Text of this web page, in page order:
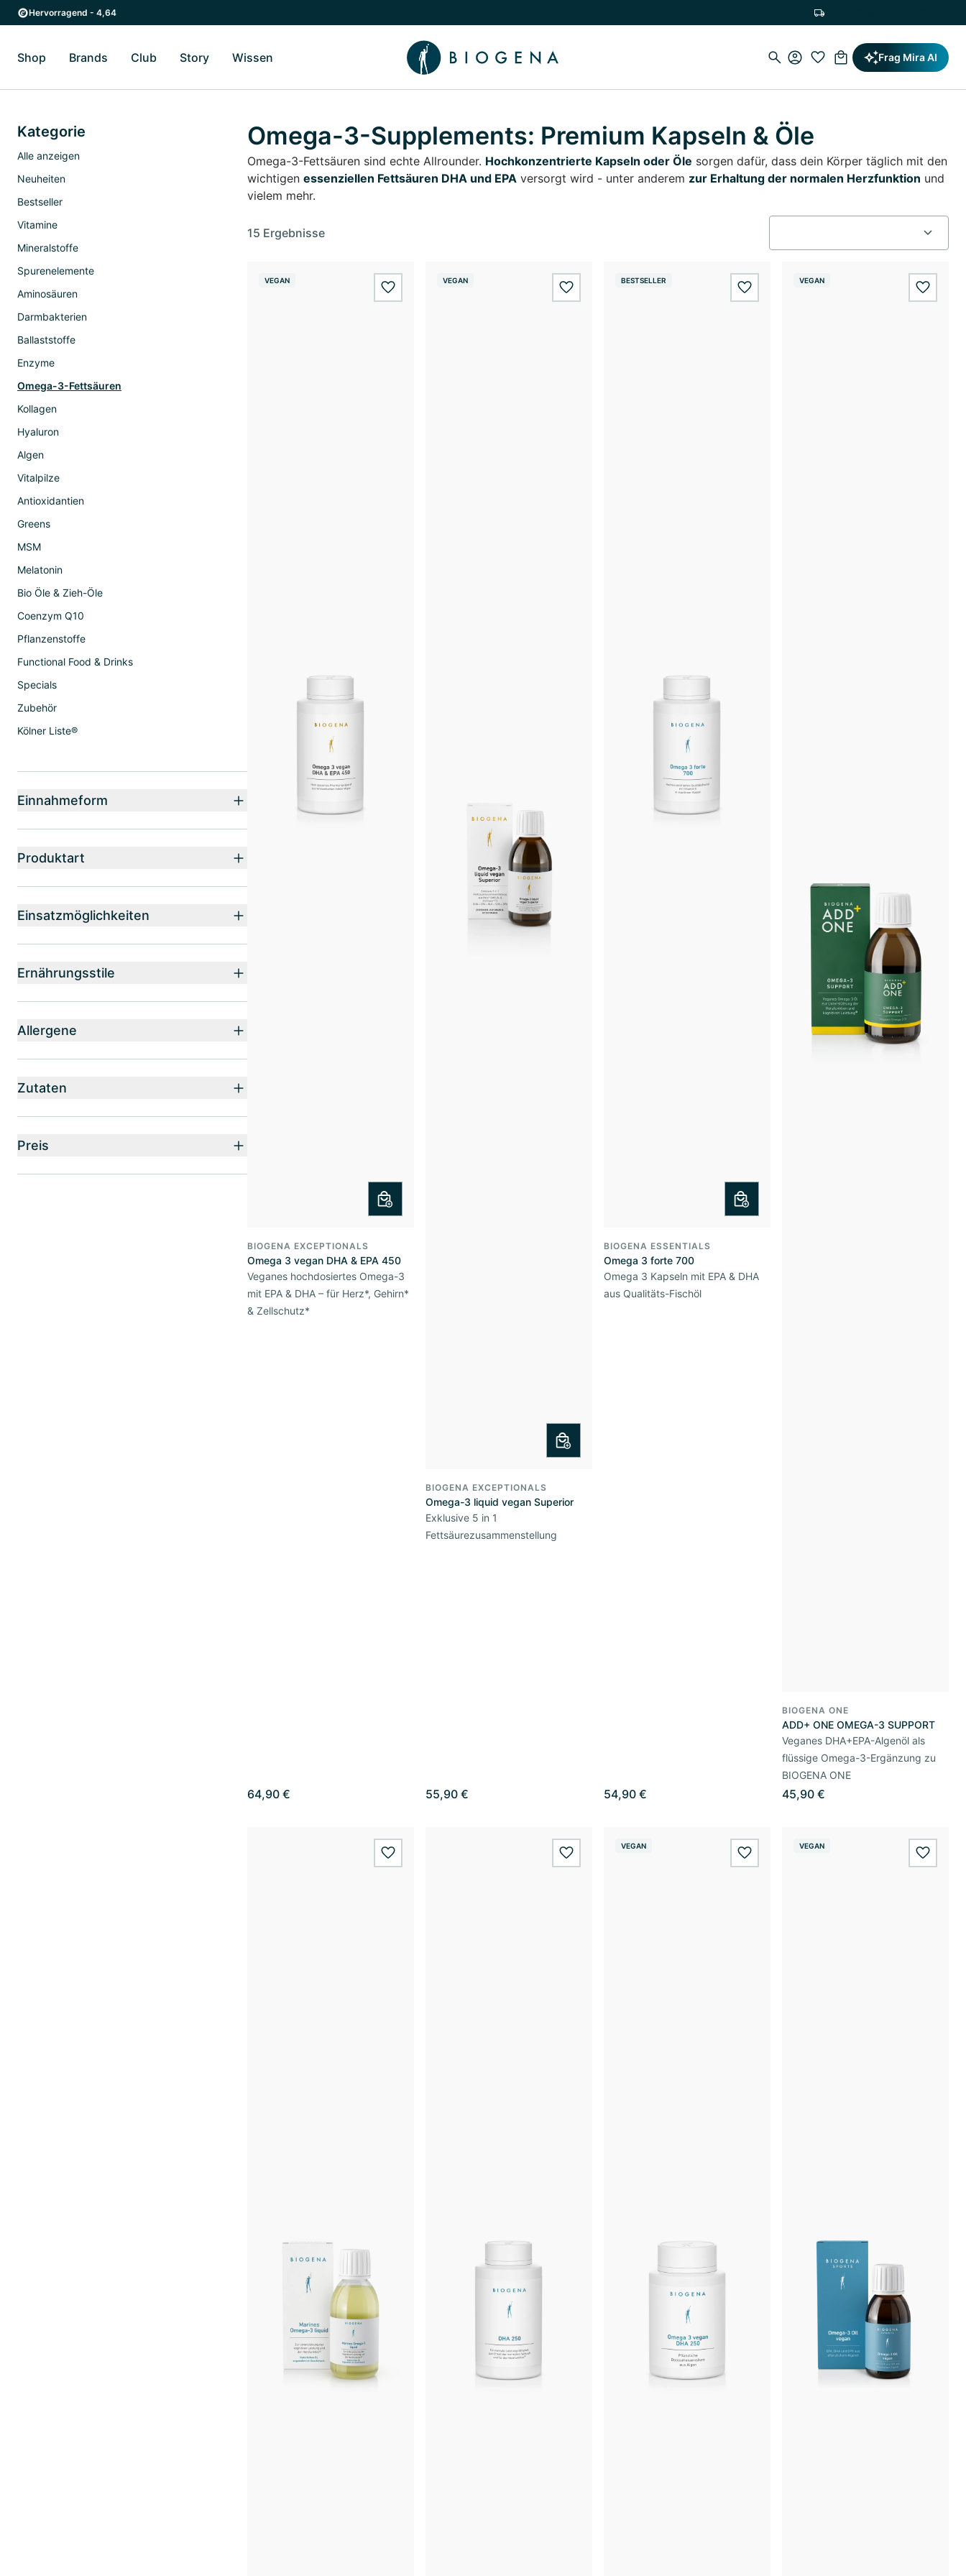
Zum Hauptinhalt springen
Zur Hauptnavigation springen
Hervorragend - 4,64
Shop Zum Untermenü Shop umschalten
Brands Zum Untermenü Brands umschalten
Club Zum Untermenü Club umschalten
Story Zum Untermenü Story umschalten
Wissen Zum Untermenü Wissen umschalten Frag Mira AI
Omega-3-Supplements: Premium Kapseln & Öle
Omega-3-Fettsäuren sind echte Allrounder. Hochkonzentrierte Kapseln oder Öle sorgen dafür, dass dein Körper täglich mit den
wichtigen essenziellen Fettsäuren DHA und EPA versorgt wird - unter anderem zur Erhaltung der normalen Herzfunktion und
vielem mehr.
15 Ergebnisse
VEGAN
wishlist.add
BIOGENA EXCEPTIONALS
Omega 3 vegan DHA & EPA 450
Veganes hochdosiertes Omega-3
mit EPA & DHA – für Herz*, Gehirn*
& Zellschutz*
64,90 €
VEGAN
wishlist.add
BIOGENA EXCEPTIONALS
Omega-3 liquid vegan Superior
Exklusive 5 in 1
Fettsäurezusammenstellung
55,90 €
BESTSELLER
wishlist.add
BIOGENA ESSENTIALS
Omega 3 forte 700
Omega 3 Kapseln mit EPA & DHA
aus Qualitäts-Fischöl
54,90 €
VEGAN
BIOGENA ONE
ADD+ ONE OMEGA-3 SUPPORT
Veganes DHA+EPA-Algenöl als
flüssige Omega-3-Ergänzung zu
BIOGENA ONE
45,90 €
wishlist.add wishlist.add
VEGAN
wishlist.add
VEGAN
Kategorie
Alle anzeigen
Neuheiten
Bestseller
Vitamine
Mineralstoffe
Spurenelemente
Aminosäuren
Darmbakterien
Ballaststoffe
Enzyme
Omega-3-Fettsäuren
Kollagen
Hyaluron
Algen
Vitalpilze
Antioxidantien
Greens
MSM
Melatonin
Bio Öle & Zieh-Öle
Coenzym Q10
Pflanzenstoffe
Functional Food & Drinks
Specials
Zubehör
Kölner Liste®
Einnahmeform
Produktart
Einsatzmöglichkeiten
Ernährungsstile
Allergene
Zutaten
Preis